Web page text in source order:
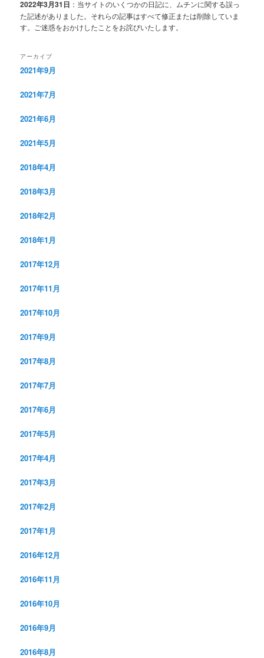
2022年3月31日 ：当サイトのいくつかの日記に、ムチンに関する誤っ
た記述がありました。それらの記事はすべて修正または削除していま
す。ご迷惑をおかけしたことをお詫びいたします。
アーカイブ
2021年9月
2021年7月
2021年6月
2021年5月
2018年4月
2018年3月
2018年2月
2018年1月
2017年12月
2017年11月
2017年10月
2017年9月
2017年8月
2017年7月
2017年6月
2017年5月
2017年4月
2017年3月
2017年2月
2017年1月
2016年12月
2016年11月
2016年10月
2016年9月
2016年8月